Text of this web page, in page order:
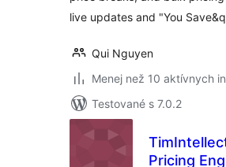
live updates and "You
Qui Nguyen
Menej než 10 aktívnych
Testované s 7.0.2
Pricing